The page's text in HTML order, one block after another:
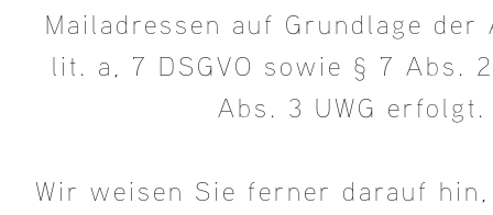
Mailadressen auf Grundlage der
lit. a, 7 DSGVO sowie § 7 Abs.
Abs. 3 UWG erfolgt.
Wir weisen Sie ferner darauf